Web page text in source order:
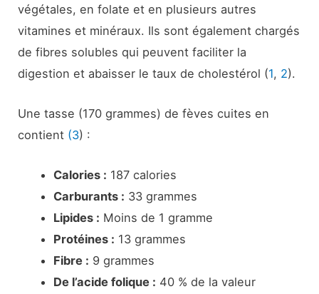
végétales, en folate et en plusieurs autres
vitamines et minéraux. Ils sont également chargés
de fibres solubles qui peuvent faciliter la
digestion et abaisser le taux de cholestérol (1, 2).
Une tasse (170 grammes) de fèves cuites en
contient (3) :
Calories : 187 calories
Carburants : 33 grammes
Lipides : Moins de 1 gramme
Protéines : 13 grammes
Fibre : 9 grammes
De l’acide folique : 40 % de la valeur